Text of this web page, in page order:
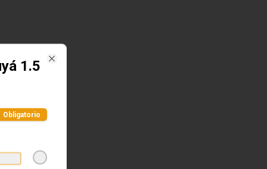
1.5
Obligatorio